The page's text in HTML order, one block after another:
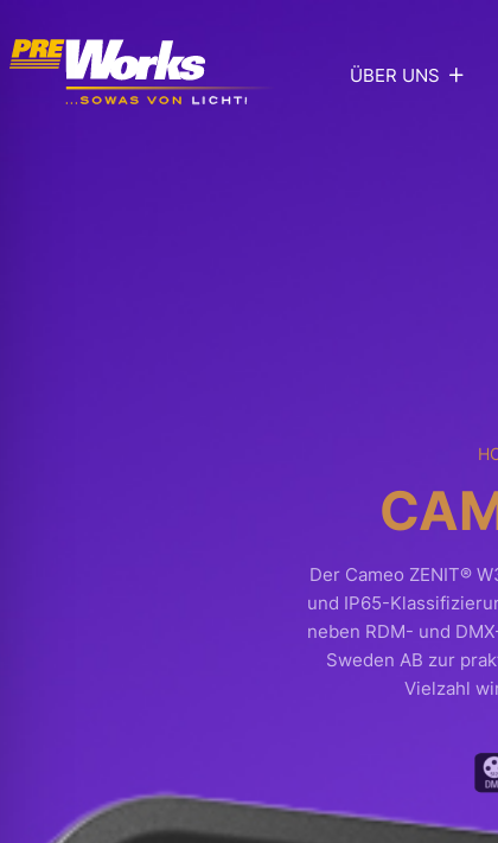
ÜBER UNS
Der Cameo ZENIT®
und IP65-
neben RDM- und
Sweden AB zur
Vielzahl